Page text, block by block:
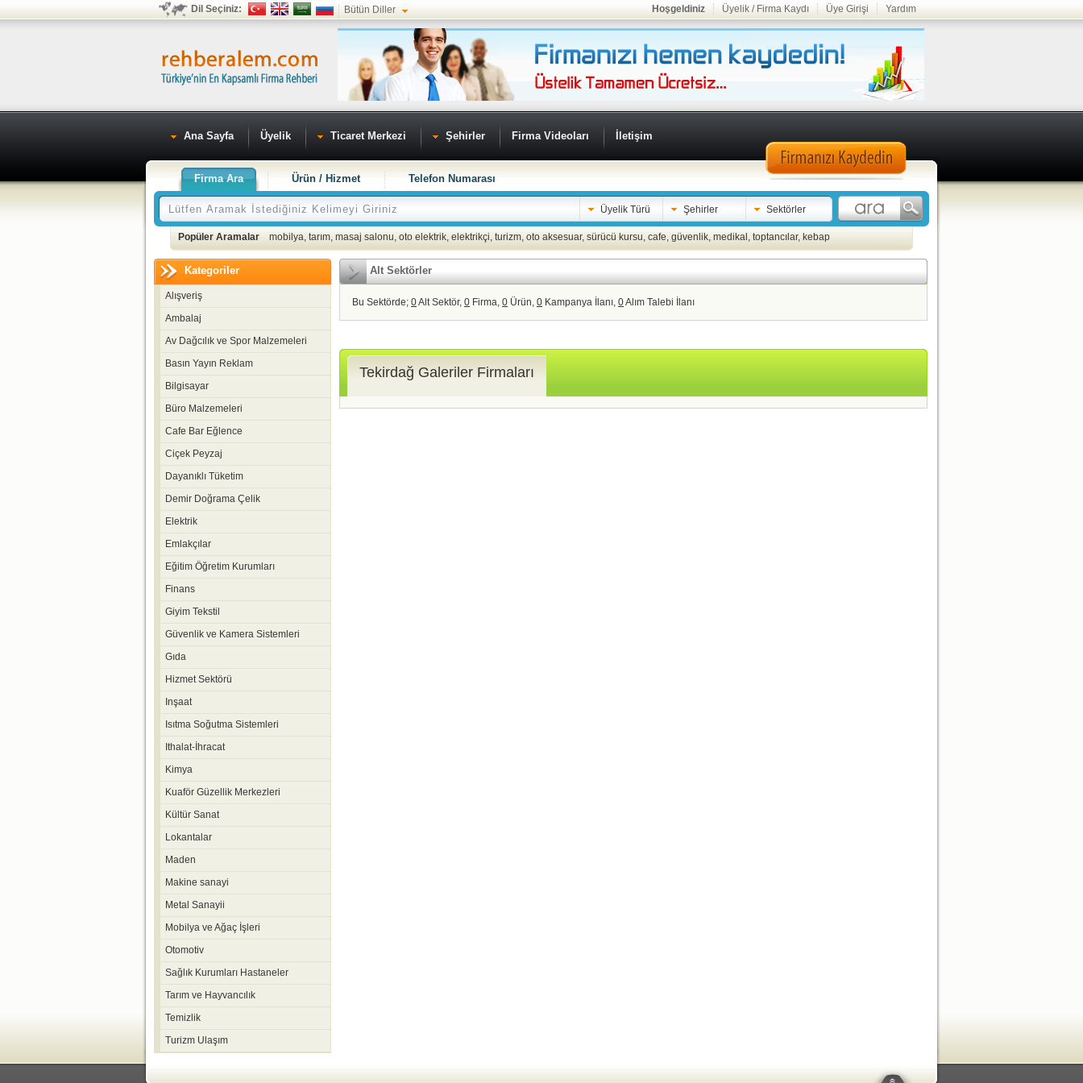
Dil Seçiniz: Bütün Diller Hoşgeldiniz Üyelik / Firma Kaydı Üye Girişi Yardım
Ana Sayfa Üyelik Ticaret Merkezi Şehirler Firma Videoları İletişim
Firma Ara Ürün / Hizmet Telefon Numarası
Üyelik Türü Şehirler Sektörler
Popüler Aramalar mobilya, tarım, masaj salonu, oto elektrik, elektrikçi, turizm, oto aksesuar, sürücü kursu, cafe, güvenlik, medikal , toptancılar, kebap
Kategoriler
Alışveriş
Ambalaj
Av Dağcılık ve Spor Malzemeleri
Basın Yayın Reklam
Bilgisayar
Büro Malzemeleri
Cafe Bar Eğlence
Ciçek Peyzaj
Dayanıklı Tüketim
Demir Doğrama Çelik
Elektrik
Emlakçılar
Eğitim Öğretim Kurumları
Finans
Giyim Tekstil
Güvenlik ve Kamera Sistemleri
Gıda
Hizmet Sektörü
Inşaat
Isıtma Soğutma Sistemleri
Ithalat-İhracat
Kimya
Kuaför Güzellik Merkezleri
Kültür Sanat
Lokantalar
Maden
Makine sanayi
Metal Sanayii
Mobilya ve Ağaç İşleri
Otomotiv
Sağlık Kurumları Hastaneler
Tarım ve Hayvancılık
Temizlik
Turizm Ulaşım
Alt Sektörler
Bu Sektörde; 0Alt Sektör, 0 Firma, 0 Ürün, 0 Kampanya İlanı, 0Alım Talebi İlanı
Tekirdağ Galeriler Firmaları